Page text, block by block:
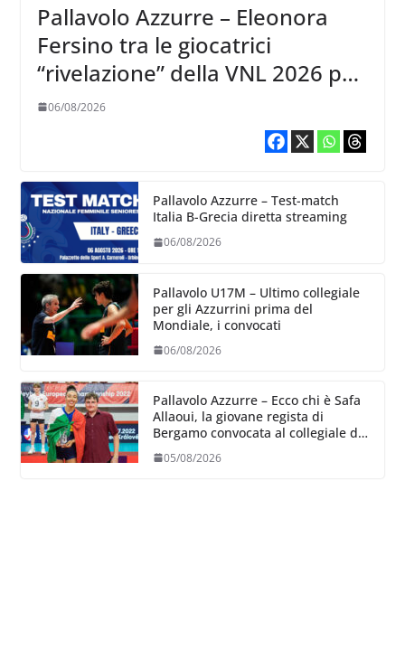
Pallavolo Azzurre – Eleonora
Fersino tra le giocatrici
“rivelazione” della VNL 2026 per
Volleyball World
06/08/2026
Pallavolo Azzurre – Test-match
Italia B-Grecia diretta streaming
06/08/2026
Pallavolo U17M – Ultimo collegiale
per gli Azzurrini prima del
Mondiale, i convocati
06/08/2026
Pallavolo Azzurre – Ecco chi è Safa
Allaoui, la giovane regista di
Bergamo convocata al collegiale di
Cavalese
05/08/2026